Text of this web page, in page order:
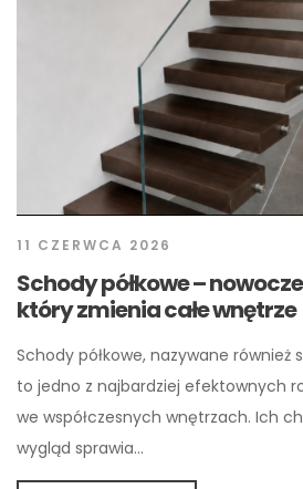
11 CZERWCA 2026
Schody półkowe –
który zmienia całe wnętrze
Schody półkowe, nazywane
to jedno z najbardziej efektownych
we współczesnych wnętrzach. Ich
wygląd sprawia…